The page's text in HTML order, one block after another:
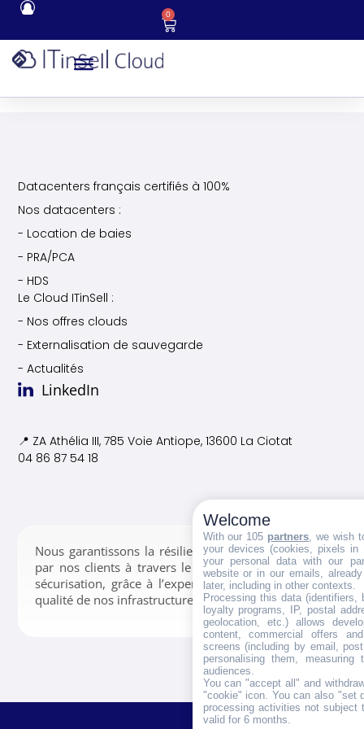
0
Datacenters français certifiés à 100%
Nos datacenters :
- Location de baies
- PRA/PCA
- HDS
Le Cloud ITinSell :
- Nos offres clouds
- Externalisation de sauvegarde
- Actualités
LinkedIn
📍 ZA Athélia III, 785 Voie Antiope, 13600 La Ciotat
04 86 87 54 18
Nous garantissons la résilience des données confiées
par nos clients à travers le stockage, la gestion et la
sécurisation, grâce à l’expertise de nos équipes et la
qualité de nos infrastructures.
Welcome
With our 105 partners , we wish
your devices (cookies, pixels
your personal data with our
website or in our emails,
later, including in other contexts.
Processing this data (identifiers,
loyalty programs, IP, postal
geolocation, etc.) allows
content, commercial offers
screens (including by email,
personalising them, measuring
audiences.
You can "accept all" and
"cookie" icon . You can also "set
processing activities not subject
valid for 6 months.